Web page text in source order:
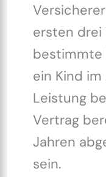
ersten drei
bestimmte
ein Kind
Leistung
Vertrag
Jahren
sein.